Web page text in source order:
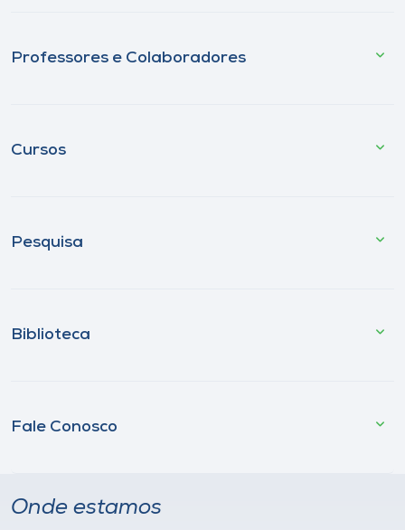
Professores e Colaboradores
Cursos
Pesquisa
Biblioteca
Fale Conosco
Onde estamos